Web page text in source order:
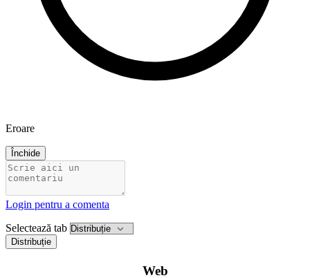
Eroare
Închide
Login pentru a comenta
Selectează tab
Distribuție
Web